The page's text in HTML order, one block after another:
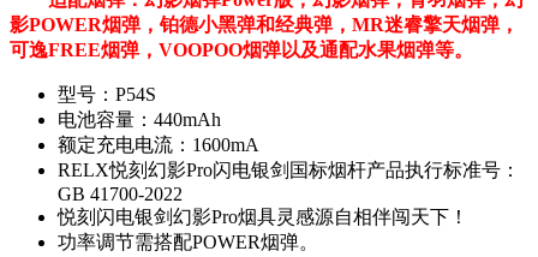
影POWER烟弹，铂德小黑弹和经典弹，MR迷睿擎天烟弹，
可逸FREE烟弹，VOOPOO烟弹以及通配水果烟弹等。
型号：P54S
电池容量：440mAh
额定充电电流：1600mA
RELX悦刻幻影Pro闪电银剑国标烟杆产品执行标准号：
GB 41700-2022
悦刻闪电银剑幻影Pro烟具灵感源自相伴闯天下！
功率调节需搭配POWER烟弹。